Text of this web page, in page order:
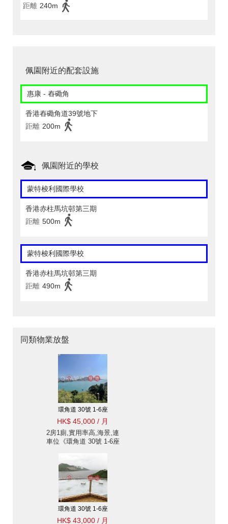
距離 240m
佩園附近的配套設施
惠康 - 舂磡角
香港舂磡角道39號地下
距離 200m
佩園附近的學校
蒙特梭利國際學校
香港赤柱馬坑邨第三期
距離 500m
蒙特梭利國際學校
香港赤柱馬坑邨第三期
距離 490m
同類物業放盤
環角道 30號 1-6座
HK$ 45,000 / 月
2房1廁,實用率高,海景,連
車位《環角道 30號 1-6座
環角道 30號 1-6座
HK$ 43,000 / 月